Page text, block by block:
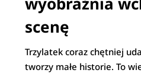
scenę
Trzylatek coraz chętniej
tworzy małe historie. To